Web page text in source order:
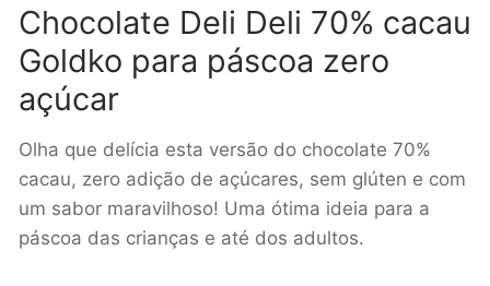
Chocolate Deli Deli 70% cacau
Goldko para páscoa zero
açúcar
Olha que delícia esta versão do chocolate 70%
cacau, zero adição de açúcares, sem glúten e com
um sabor maravilhoso! Uma ótima ideia para a
páscoa das crianças e até dos adultos.